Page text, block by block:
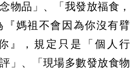
物品」、「我發放福食，
媽祖不會因為你沒有臂
』，規定只是「個人行
」、「現場多數發放食物